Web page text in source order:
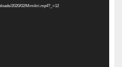
2020/02/Mimikri.mp4?_=12